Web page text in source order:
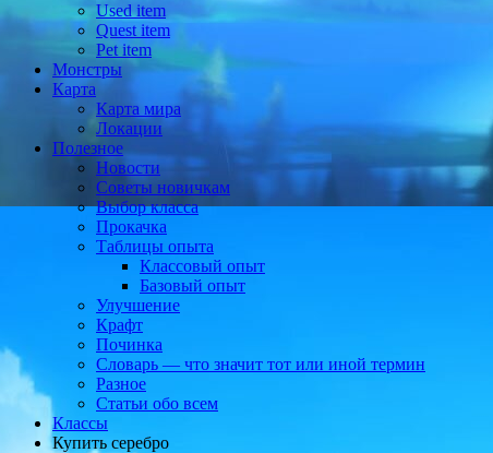
Used item
Quest item
Pet item
Монстры
Карта
Карта мира
Локации
Полезное
Новости
Советы новичкам
Выбор класса
Прокачка
Таблицы опыта
Классовый опыт
Базовый опыт
Улучшение
Крафт
Починка
Словарь — что значит тот или иной термин
Разное
Статьи обо всем
Классы
Купить серебро